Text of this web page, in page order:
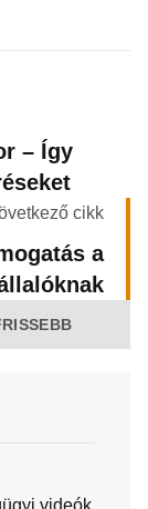
– Így
cikk
a
videók